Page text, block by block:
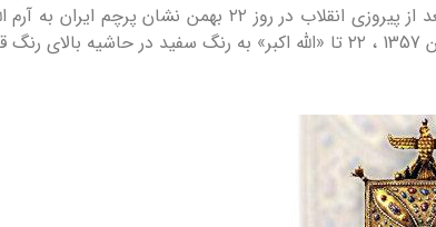
سفارت ایران برافراشته شد. بعد از پیروزی